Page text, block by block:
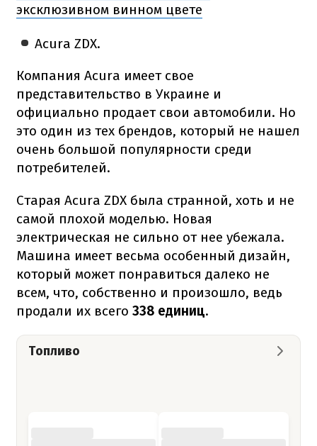
эксклюзивном винном цвете
Acura ZDX.
Компания Acura имеет свое
представительство в Украине и
официально продает свои автомобили. Но
это один из тех брендов, который не нашел
очень большой популярности среди
потребителей.
Старая Acura ZDX была странной, хоть и не
самой плохой моделью. Новая
электрическая не сильно от нее убежала.
Машина имеет весьма особенный дизайн,
который может понравиться далеко не
всем, что, собственно и произошло, ведь
продали их всего 338 единиц.
Топливо